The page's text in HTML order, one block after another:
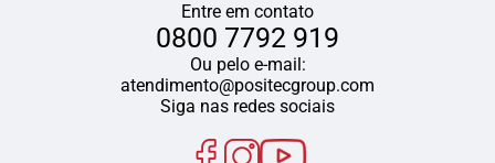
Entre em contato
0800 7792 919
Ou pelo e-mail:
atendimento@positecgroup.com
Siga nas redes sociais